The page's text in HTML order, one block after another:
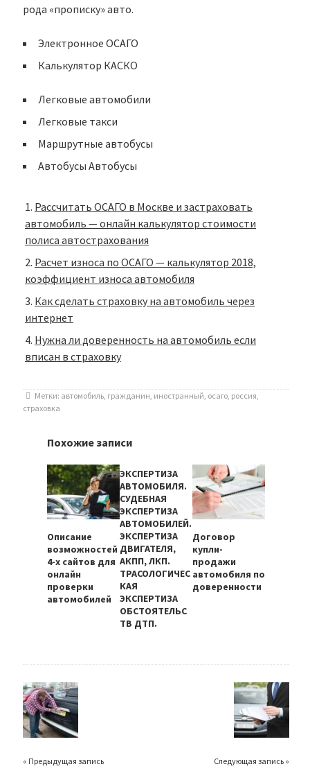
рода «прописку» авто.
Электронное ОСАГО
Калькулятор КАСКО
Легковые автомобили
Легковые такси
Маршрутные автобусы
Автобусы Автобусы
Рассчитать ОСАГО в Москве и застраховать
автомобиль — онлайн калькулятор стоимости
полиса автострахования
Расчет износа по ОСАГО — калькулятор 2018,
коэффициент износа автомобиля
Как сделать страховку на автомобиль через
интернет
Нужна ли доверенность на автомобиль если
вписан в страховку
Метки: автомобиль, гражданин, иностранный, осаго, россия,
страховка
Похожие записи
Описание
возможностей
4-х сайтов для
онлайн
проверки
автомобилей
ЭКСПЕРТИЗА
АВТОМОБИЛЯ.
СУДЕБНАЯ
ЭКСПЕРТИЗА
АВТОМОБИЛЕЙ.
ЭКСПЕРТИЗА
ДВИГАТЕЛЯ,
АКПП, ЛКП.
ТРАСОЛОГИЧЕС
КАЯ
ЭКСПЕРТИЗА
ОБСТОЯТЕЛЬС
ТВ ДТП.
Договор
купли-
продажи
автомобиля по
доверенности
« Предыдущая запись Следующая запись »